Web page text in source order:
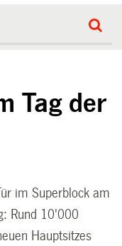
Tag der
im Superblock am
Rund 10'000
Hauptsitzes